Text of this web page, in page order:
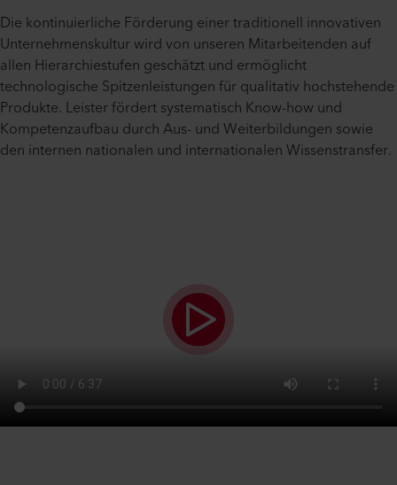
Die kontinuierliche Förderung einer traditionell innovativen
Unternehmenskultur wird von unseren Mitarbeitenden auf
allen Hierarchiestufen geschätzt und ermöglicht
technologische Spitzenleistungen für qualitativ hochstehende
Produkte. Leister fördert systematisch Know-how und
Kompetenzaufbau durch Aus- und Weiterbildungen sowie
den internen nationalen und internationalen Wissenstransfer.